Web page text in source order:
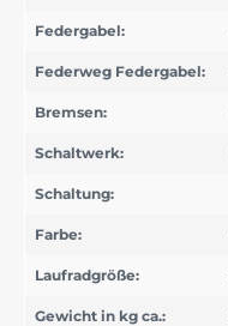
Federgabel:
Federweg Federgabel:
Bremsen:
Schaltwerk:
Schaltung:
Farbe:
Laufradgröße:
Gewicht in kg ca.: